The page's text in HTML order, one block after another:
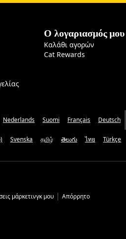
Ο λογαριασμός μου
Καλάθι αγορών
Cat Rewards
Nederlands Suomi Français Deutsch
Svenska தமிழ் తెలుగు ไทย Türkçe
μάρκετινγκ μου Απόρρητο